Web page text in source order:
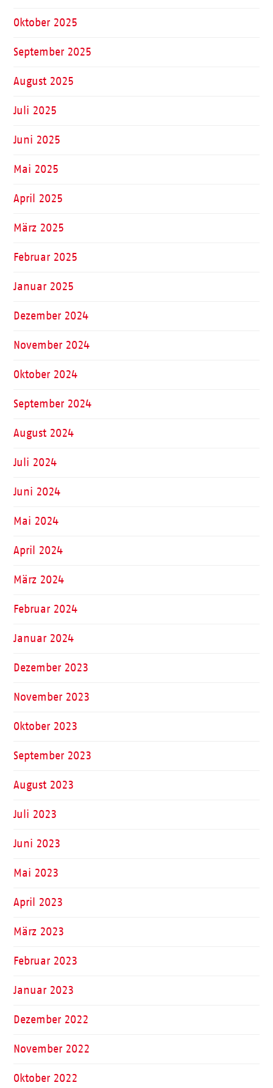
Oktober 2025
September 2025
August 2025
Juli 2025
Juni 2025
Mai 2025
April 2025
März 2025
Februar 2025
Januar 2025
Dezember 2024
November 2024
Oktober 2024
September 2024
August 2024
Juli 2024
Juni 2024
Mai 2024
April 2024
März 2024
Februar 2024
Januar 2024
Dezember 2023
November 2023
Oktober 2023
September 2023
August 2023
Juli 2023
Juni 2023
Mai 2023
April 2023
März 2023
Februar 2023
Januar 2023
Dezember 2022
November 2022
Oktober 2022